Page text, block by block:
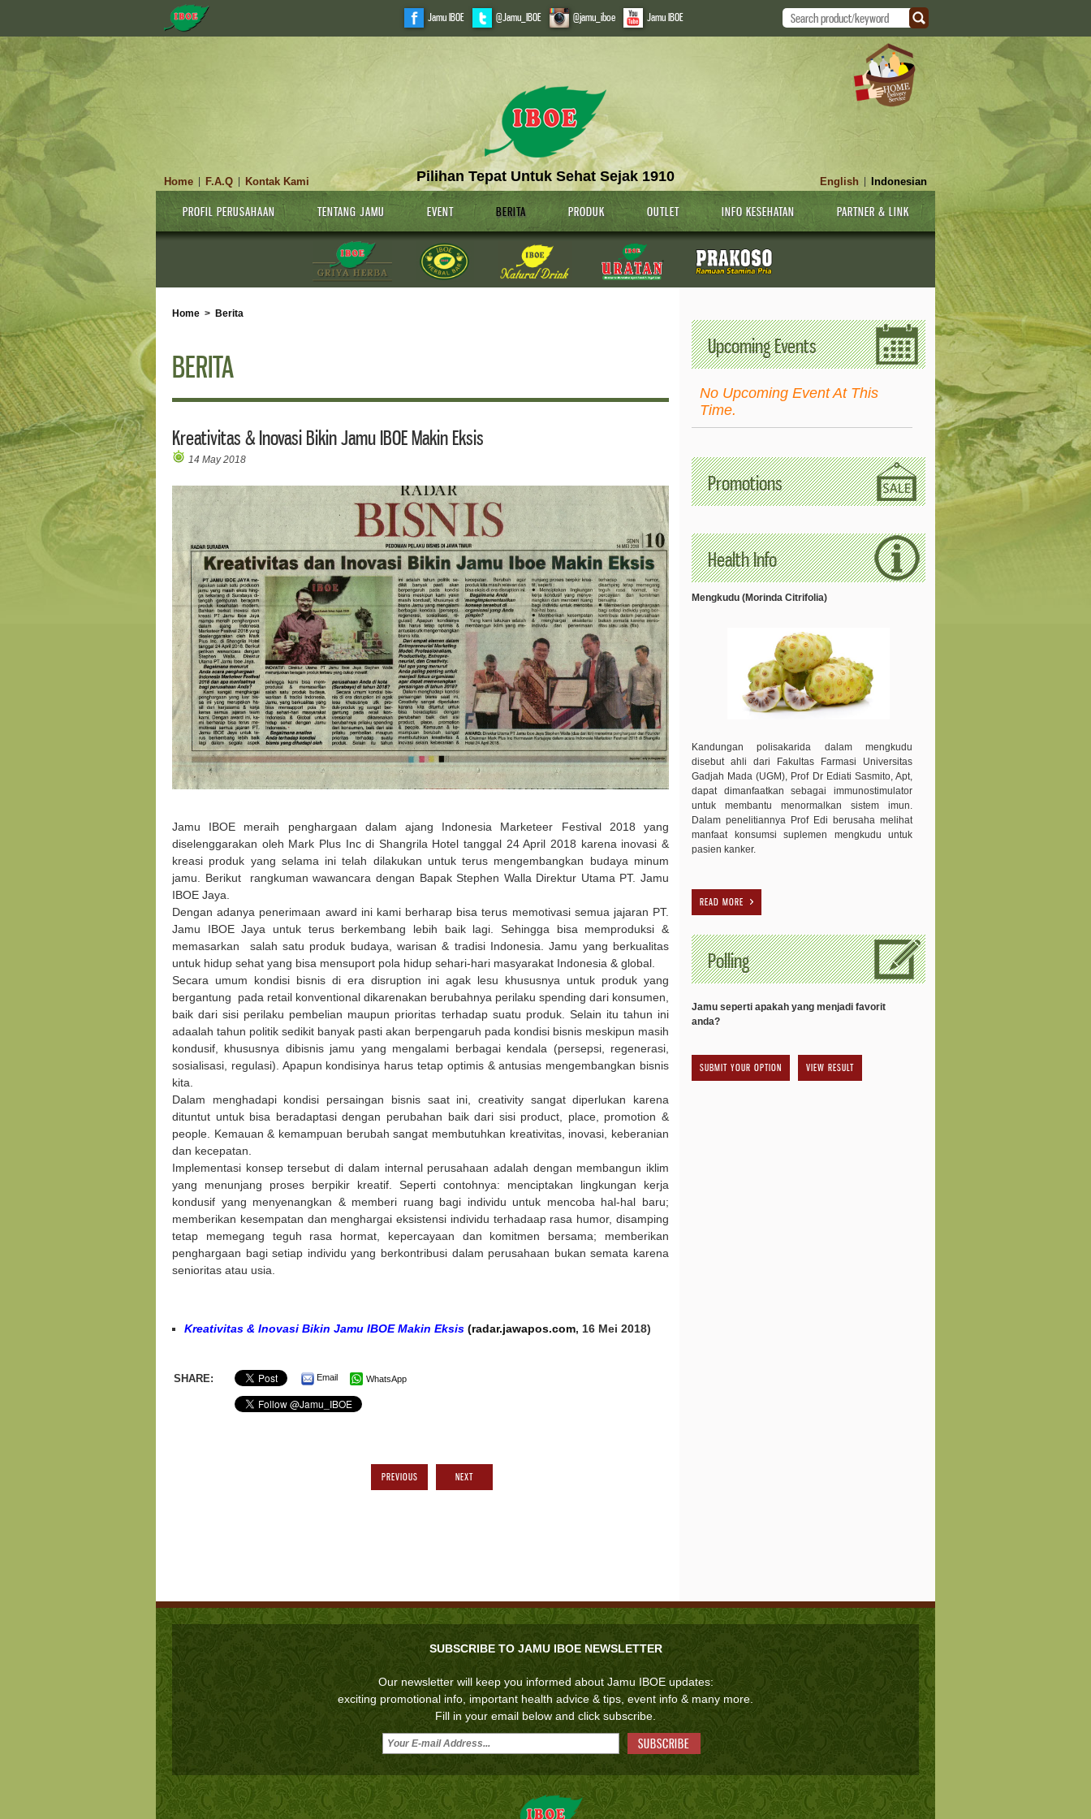
Jamu IBOE @Jamu_IBOE @jamu_iboe Jamu IBOE
Pilihan Tepat Untuk Sehat Sejak 1910
Home F.A.Q Kontak Kami English Indonesian
PROFIL PERUSAHAAN TENTANG JAMU EVENT BERITA PRODUK OUTLET INFO KESEHATAN PARTNER & LINK
Home > Berita
BERITA
Kreativitas & Inovasi Bikin Jamu IBOE Makin Eksis
14 May 2018
Jamu IBOE meraih penghargaan dalam ajang Indonesia Marketeer Festival 2018 yang
diselenggarakan oleh Mark Plus Inc di Shangrila Hotel tanggal 24 April 2018 karena inovasi &
kreasi produk yang selama ini telah dilakukan untuk terus mengembangkan budaya minum
jamu. Berikut rangkuman wawancara dengan Bapak Stephen Walla Direktur Utama PT. Jamu
IBOE Jaya.
Dengan adanya penerimaan award ini kami berharap bisa terus memotivasi semua jajaran PT.
Jamu IBOE Jaya untuk terus berkembang lebih baik lagi. Sehingga bisa memproduksi &
memasarkan salah satu produk budaya, warisan & tradisi Indonesia. Jamu yang berkualitas
untuk hidup sehat yang bisa mensuport pola hidup sehari-hari masyarakat Indonesia & global.
Secara umum kondisi bisnis di era disruption ini agak lesu khususnya untuk produk yang
bergantung pada retail konventional dikarenakan berubahnya perilaku spending dari konsumen,
baik dari sisi perilaku pembelian maupun prioritas terhadap suatu produk. Selain itu tahun ini
adaalah tahun politik sedikit banyak pasti akan berpengaruh pada kondisi bisnis meskipun masih
kondusif, khususnya dibisnis jamu yang mengalami berbagai kendala (persepsi, regenerasi,
sosialisasi, regulasi). Apapun kondisinya harus tetap optimis & antusias mengembangkan bisnis
kita.
Dalam menghadapi kondisi persaingan bisnis saat ini, creativity sangat diperlukan karena
dituntut untuk bisa beradaptasi dengan perubahan baik dari sisi product, place, promotion &
people. Kemauan & kemampuan berubah sangat membutuhkan kreativitas, inovasi, keberanian
dan kecepatan.
Implementasi konsep tersebut di dalam internal perusahaan adalah dengan membangun iklim
yang menunjang proses berpikir kreatif. Seperti contohnya: menciptakan lingkungan kerja
kondusif yang menyenangkan & memberi ruang bagi individu untuk mencoba hal-hal baru;
memberikan kesempatan dan menghargai eksistensi individu terhadaap rasa humor, disamping
tetap memegang teguh rasa hormat, kepercayaan dan komitmen bersama; memberikan
penghargaan bagi setiap individu yang berkontribusi dalam perusahaan bukan semata karena
senioritas atau usia.
Kreativitas & Inovasi Bikin Jamu IBOE Makin Eksis (radar.jawapos.com, 16 Mei 2018)
SHARE: Email WhatsApp
PREVIOUS NEXT
Upcoming Events
No Upcoming Event At This
Time.
Promotions
Health Info
Mengkudu (Morinda Citrifolia)
Kandungan polisakarida dalam mengkudu
disebut ahli dari Fakultas Farmasi Universitas
Gadjah Mada (UGM), Prof Dr Ediati Sasmito, Apt,
dapat dimanfaatkan sebagai immunostimulator
untuk membantu menormalkan sistem imun.
Dalam penelitiannya Prof Edi berusaha melihat
manfaat konsumsi suplemen mengkudu untuk
pasien kanker.
READ MORE
Polling
Jamu seperti apakah yang menjadi favorit
anda?
VIEW RESULT
SUBSCRIBE TO JAMU IBOE NEWSLETTER
Our newsletter will keep you informed about Jamu IBOE updates:
exciting promotional info, important health advice & tips, event info & many more.
Fill in your email below and click subscribe.